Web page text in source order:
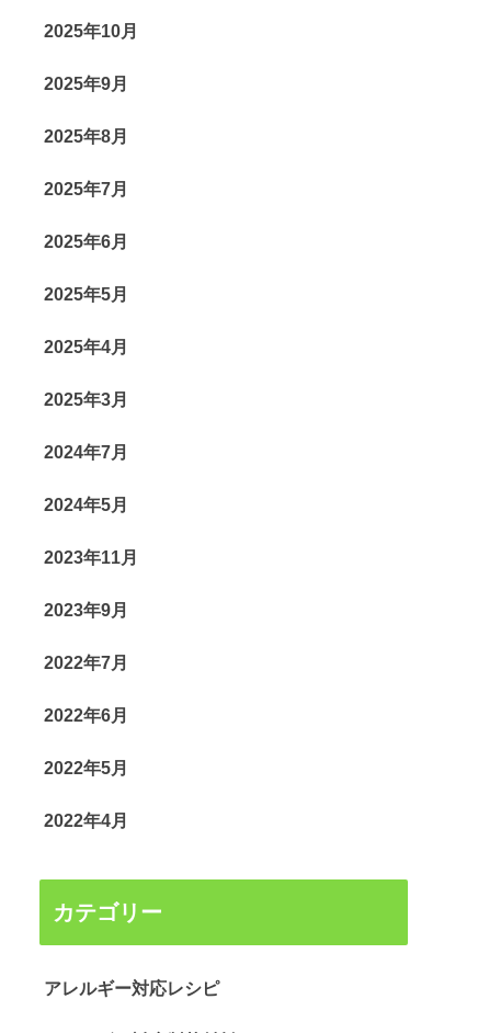
2025年10月
2025年9月
2025年8月
2025年7月
2025年6月
2025年5月
2025年4月
2025年3月
2024年7月
2024年5月
2023年11月
2023年9月
2022年7月
2022年6月
2022年5月
2022年4月
カテゴリー
アレルギー対応レシピ